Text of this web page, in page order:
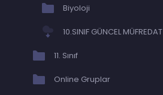
Biyoloji
10.SINIF GÜNCEL MÜFREDAT
11. Sınıf
Online Gruplar